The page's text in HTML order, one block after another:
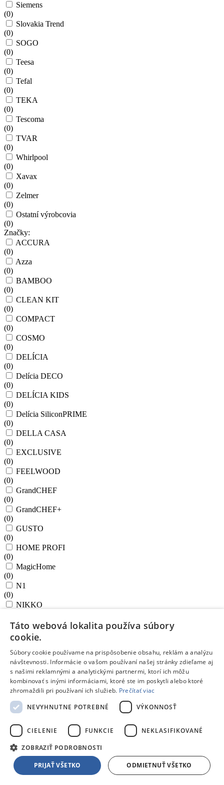
Siemens
(0)
Slovakia Trend
(0)
SOGO
(0)
Teesa
(0)
Tefal
(0)
TEKA
(0)
Tescoma
(0)
TVAR
(0)
Whirlpool
(0)
Xavax
(0)
Zelmer
(0)
Ostatní výrobcovia
(0)
Značky:
ACCURA
(0)
Azza
(0)
BAMBOO
(0)
CLEAN KIT
(0)
COMPACT
(0)
COSMO
(0)
DELÍCIA
(0)
Delícia DECO
(0)
DELÍCIA KIDS
(0)
Delícia SiliconPRIME
(0)
DELLA CASA
(0)
EXCLUSIVE
(0)
FEELWOOD
(0)
GrandCHEF
(0)
GrandCHEF+
(0)
GUSTO
(0)
HOME PROFI
(0)
MagicHome
(0)
N1
(0)
NIKKO
ONLINE
PRECIOSO
0)
PREMIUM
0)
PRESIDENT
0)
PRESTO
0
0)
PRESTO Wood
0)
Sanytol
SAPHIR
Táto webová lokalita používa súbory
cookie.
Súbory cookie používame na prispôsobenie obsahu, reklám a analýzu
návštevnosti. Informácie o vašom používaní našej stránky zdieľame aj
s našimi reklamnými a analytickými partnermi, ktorí ich môžu
kombinovať s inými informáciami, ktoré ste im poskytli alebo ktoré
zhromaždili pri používaní ich služieb. Prečítať viac
NEVYHNUTNE POTREBNÉ
VÝKONNOSŤ
CIELENIE FUNKCIE NEKLASIFIKOVANÉ
ZOBRAZIŤ PODROBNOSTI
PRIJAŤ VŠETKO ODMIETNUŤ VŠETKO